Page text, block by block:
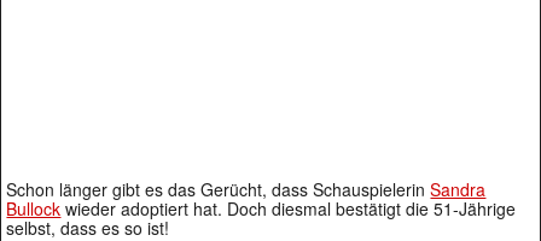
Schon länger gibt es das Gerücht, dass SchauspielerinSandra
Bullock wieder adoptiert hat. Doch diesmal bestätigt die 51-Jährige
selbst, dass es so ist!